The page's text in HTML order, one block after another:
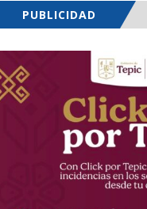
PUBLICIDAD